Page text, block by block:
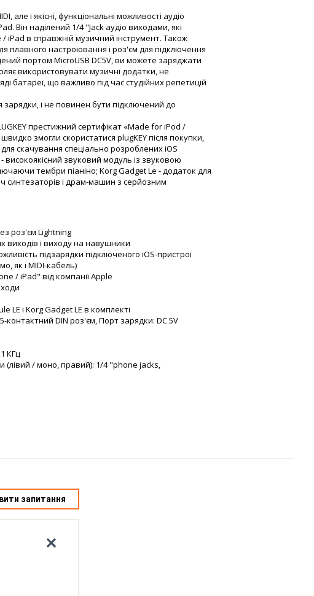
але і якісні, функціональні можливості аудіо
Він наділений 1/4 "Jack аудіо виходами, які
в справжній музичний інструмент. Також
плавного настроювання і роз'єм для підключення
портом MicroUSB DC5V, ви можете заряджати
використовувати музичні додатки, не
батареї, що важливо під час студійних репетицій
і не повинен бути підключений до
престижний сертифікат «Made for iPod /
змогли скористатися plugKEY після покупки,
скачування спеціально розроблених iOS
високоякісний звуковий модуль із звуковою
тембри піаніно; Korg Gadget Le - додаток для
синтезаторів і драм-машин з серйозним
роз'єм Lightning
виходів і виходу на навушники
підзарядки підключеного iOS-пристрої
як і MIDI-кабель)
/ iPad" від компанії Apple
LE і Korg Gadget LE в комплекті
контактний DIN роз'єм, Порт зарядки: DC 5V
КГц
(лівий / моно, правий): 1/4 "phone jacks,
запитання